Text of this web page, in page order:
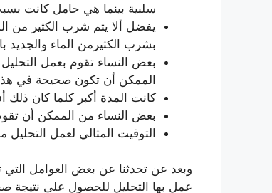
سلبية بينما هي حامل كانت
يفضل ألا يتم شرب الكثير من
بشرب الكثيرمن الماء
بعض النساء تقوم بعمل
الممكن أن تكون صحيحة في هذه
كانت المدة أكبر كلما كان
بعض النساء من الممكن أن
التوقيت المثالي لعمل
وبعد عن تحدثنا عن بعض العوامل
عمل بها التحليل للحصول على نتيجة